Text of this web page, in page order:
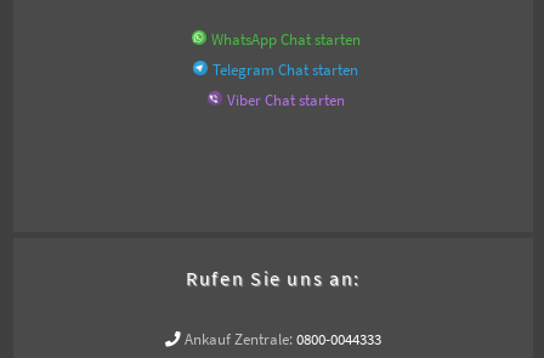
WhatsApp Chat starten
Telegram Chat starten
Viber Chat starten
Rufen Sie uns an:
Ankauf Zentrale: 0800-0044333